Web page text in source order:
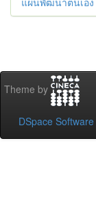
Theme by
DSpace Software